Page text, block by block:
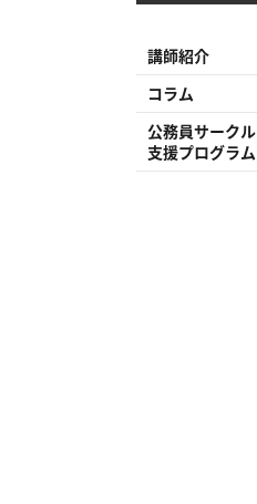
講師紹介
コラム
公務員サークル
支援プログラム